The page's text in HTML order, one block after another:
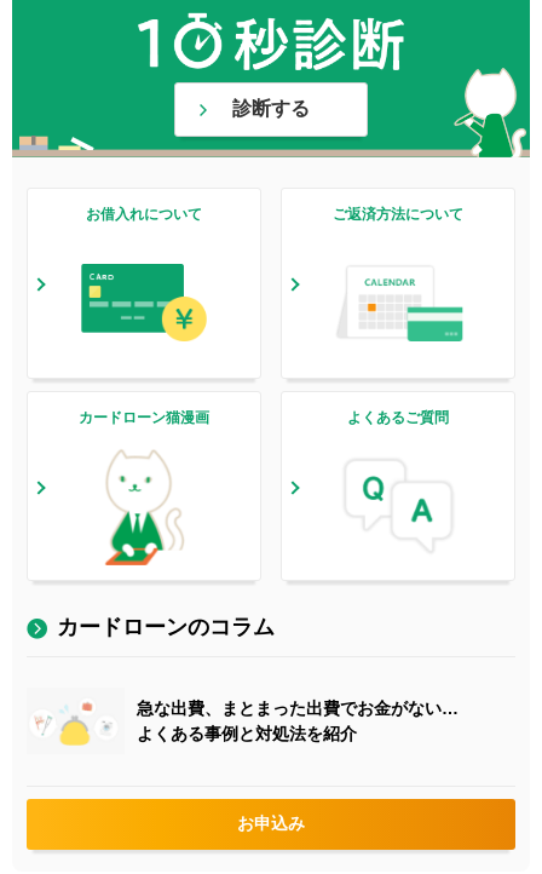
診断する
お借入れについて ご返済方法について
カードローン猫漫画 よくあるご質問
カードローンのコラム
急な出費、まとまった出費でお金がない…
よくある事例と対処法を紹介
お申込み